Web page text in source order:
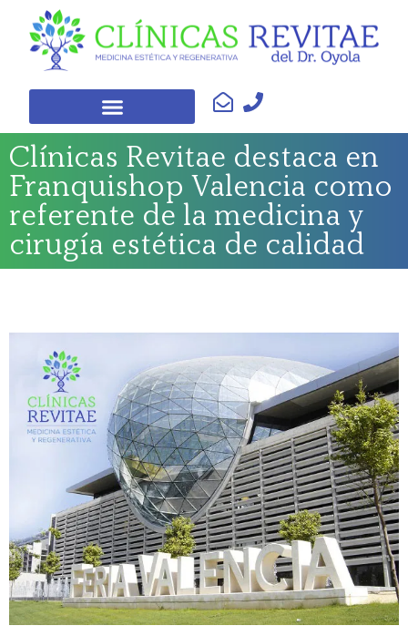
Clínicas Revitae destaca en
Franquishop Valencia como
referente de la medicina y
cirugía estética de calidad